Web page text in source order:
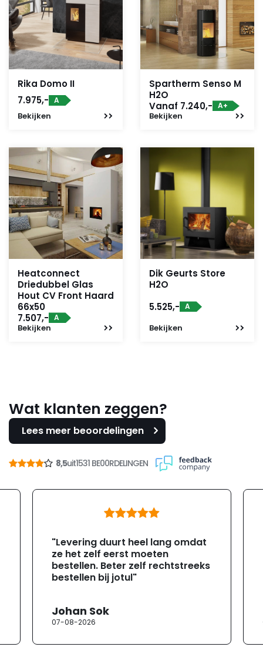
Rika Domo II
7.975,- A
Bekijken
Spartherm Senso M
H2O
Vanaf 7.240,- A+
Bekijken
Heatconnect
Driedubbel Glas
Hout CV Front Haard
66x50
7.507,- A
Bekijken
Dik Geurts Store
H2O
5.525,- A
Bekijken
Wat klanten zeggen?
Lees meer beoordelingen
8,5uit1531 BE00RDELINGEN
"Levering duurt heel lang omdat
ze het zelf eerst moeten
bestellen. Beter zelf rechtstreeks
bestellen bij jotul"
Johan Sok
07-08-2026